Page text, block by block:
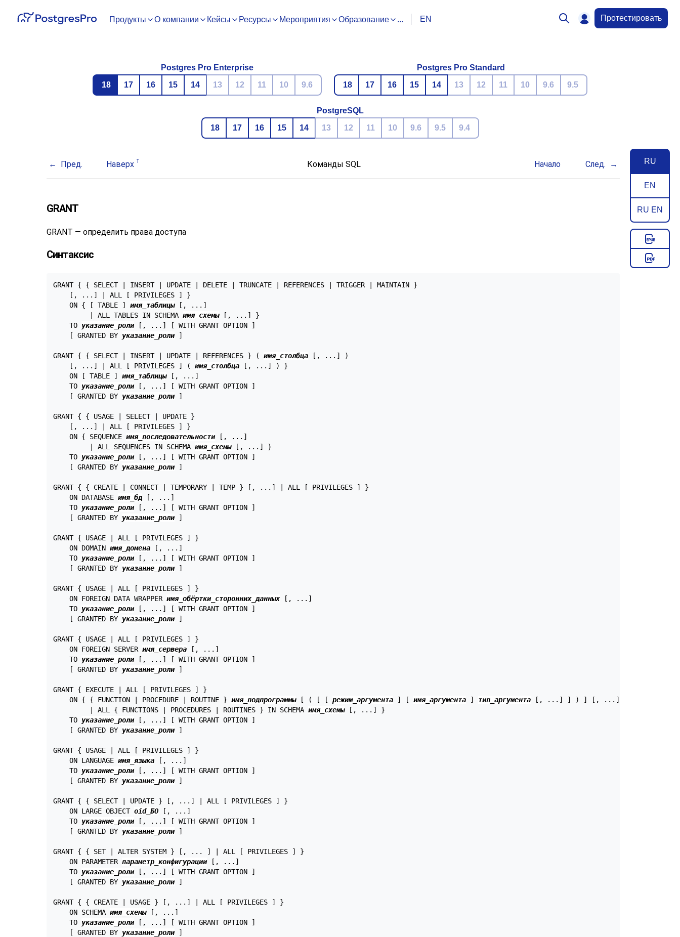
Продукты О компании Кейсы Ресурсы Мероприятия Образование ... EN Протестировать
Postgres Pro Enterprise
18
17 16 15 14 13 12 11 10 9.6
Postgres Pro Standard
18
17 16 15 14 13 12 11 10 9.6 9.5
PostgreSQL
18
17 16 15 14 13 12 11 10 9.6 9.5 9.4
RU
EN
RU EN
Пред. Наверх Команды SQL Начало След.
GRANT
GRANT — определить права доступа
Синтаксис
GRANT { { SELECT | INSERT | UPDATE | DELETE | TRUNCATE | REFERENCES | TRIGGER | MAINTAIN }
    [, ...] | ALL [ PRIVILEGES ] }
    ON { [ TABLE ]
имя_таблицы [, ...]
         | ALL TABLES IN SCHEMA
имя_схемы [, ...] }
    TO
указание_роли [, ...] [ WITH GRANT OPTION ]
    [ GRANTED BY
указание_роли ]
GRANT { { SELECT | INSERT | UPDATE | REFERENCES } ( имя_столбца [, ...] )
    [, ...] | ALL [ PRIVILEGES ] (
имя_столбца [, ...] ) }
    ON [ TABLE ]
имя_таблицы [, ...]
    TO
указание_роли [, ...] [ WITH GRANT OPTION ]
    [ GRANTED BY
указание_роли ]
GRANT { { USAGE | SELECT | UPDATE }
    [, ...] | ALL [ PRIVILEGES ] }
    ON { SEQUENCE
имя_последовательности [, ...]
         | ALL SEQUENCES IN SCHEMA
имя_схемы [, ...] }
    TO
указание_роли [, ...] [ WITH GRANT OPTION ]
    [ GRANTED BY
указание_роли ]
GRANT { { CREATE | CONNECT | TEMPORARY | TEMP } [, ...] | ALL [ PRIVILEGES ] }
    ON DATABASE
имя_бд [, ...]
    TO
указание_роли [, ...] [ WITH GRANT OPTION ]
    [ GRANTED BY
указание_роли ]
GRANT { USAGE | ALL [ PRIVILEGES ] }
    ON DOMAIN
имя_домена [, ...]
    TO
указание_роли [, ...] [ WITH GRANT OPTION ]
    [ GRANTED BY
указание_роли ]
GRANT { USAGE | ALL [ PRIVILEGES ] }
    ON FOREIGN DATA WRAPPER
имя_обёртки_сторонних_данных [, ...]
    TO
указание_роли [, ...] [ WITH GRANT OPTION ]
    [ GRANTED BY
указание_роли ]
GRANT { USAGE | ALL [ PRIVILEGES ] }
    ON FOREIGN SERVER
имя_сервера [, ...]
    TO
указание_роли [, ...] [ WITH GRANT OPTION ]
    [ GRANTED BY
указание_роли ]
GRANT { EXECUTE | ALL [ PRIVILEGES ] }
    ON { { FUNCTION | PROCEDURE | ROUTINE }
имя_подпрограммы [ ( [ [ режим_аргумента ] [ имя_аргумента ] тип_аргумента [, ...] ] ) ] [, ...]
         | ALL { FUNCTIONS | PROCEDURES | ROUTINES } IN SCHEMA
имя_схемы [, ...] }
    TO
указание_роли [, ...] [ WITH GRANT OPTION ]
    [ GRANTED BY
указание_роли ]
GRANT { USAGE | ALL [ PRIVILEGES ] }
    ON LANGUAGE
имя_языка [, ...]
    TO
указание_роли [, ...] [ WITH GRANT OPTION ]
    [ GRANTED BY
указание_роли ]
GRANT { { SELECT | UPDATE } [, ...] | ALL [ PRIVILEGES ] }
    ON LARGE OBJECT
oid_БО [, ...]
    TO
указание_роли [, ...] [ WITH GRANT OPTION ]
    [ GRANTED BY
указание_роли ]
GRANT { { SET | ALTER SYSTEM } [, ... ] | ALL [ PRIVILEGES ] }
    ON PARAMETER
параметр_конфигурации [, ...]
    TO
указание_роли [, ...] [ WITH GRANT OPTION ]
    [ GRANTED BY
указание_роли ]
GRANT { { CREATE | USAGE } [, ...] | ALL [ PRIVILEGES ] }
    ON SCHEMA
имя_схемы [, ...]
    TO
указание_роли [, ...] [ WITH GRANT OPTION ]
    [ GRANTED BY
указание_роли ]